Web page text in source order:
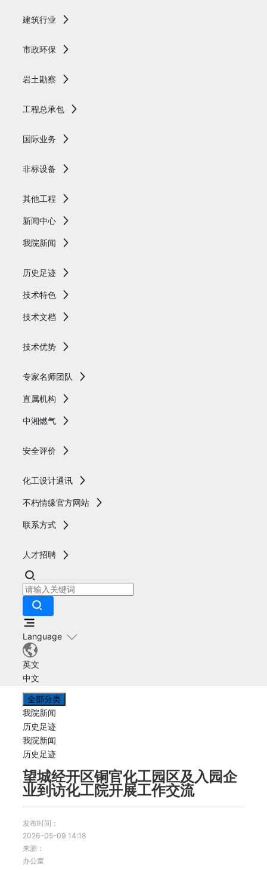
建筑行业
市政环保
岩土勘察
工程总承包
国际业务
非标设备
其他工程
新闻中心
我院新闻
历史足迹
技术特色
技术文档
技术优势
专家名师团队
直属机构
中湘燃气
安全评价
化工设计通讯
不朽情缘官方网站
联系方式
人才招聘
Language
英文
中文
全部分类
我院新闻
历史足迹
我院新闻
历史足迹
望城经开区铜官化工园区及入园企
业到访化工院开展工作交流
发布时间：
2026-05-09 14:18
来源：
办公室